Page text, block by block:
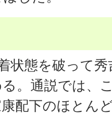
状態を破って
。通説では、
配下のほとん